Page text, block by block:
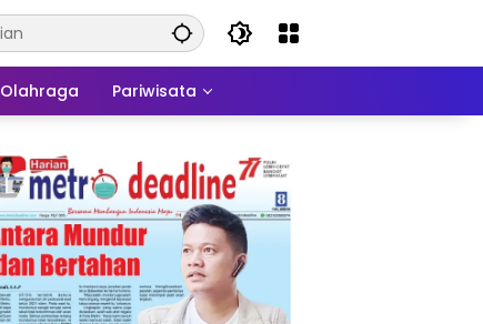
Olahraga Pariwisata